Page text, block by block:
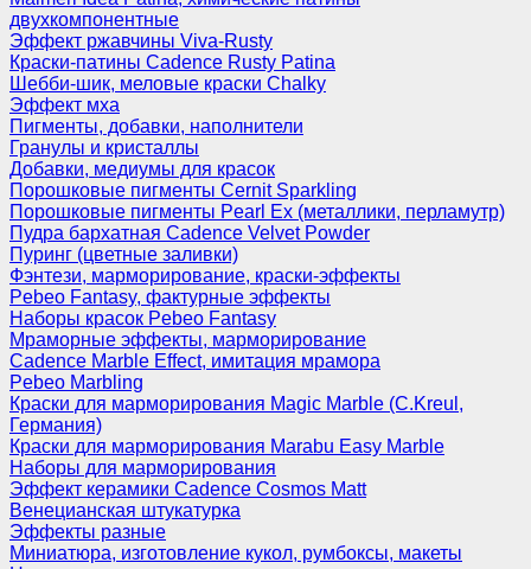
двухкомпонентные
Эффект ржавчины Viva-Rusty
Краски-патины Cadence Rusty Patina
Шебби-шик, меловые краски Chalky
Эффект мха
Пигменты, добавки, наполнители
Гранулы и кристаллы
Добавки, медиумы для красок
Порошковые пигменты Cernit Sparkling
Порошковые пигменты Pearl Ex (металлики, перламутр)
Пудра бархатная Cadence Velvet Powder
Пуринг (цветные заливки)
Фэнтези, марморирование, краски-эффекты
Pebeo Fantasy, фактурные эффекты
Наборы красок Pebeo Fantasy
Мраморные эффекты, марморирование
Cadence Marble Effect, имитация мрамора
Pebeo Marbling
Краски для марморирования Magic Marble (C.Kreul,
Германия)
Краски для марморирования Marabu Easy Marble
Наборы для марморирования
Эффект керамики Cadence Cosmos Matt
Венецианская штукатурка
Эффекты разные
Миниатюра, изготовление кукол, румбоксы, макеты